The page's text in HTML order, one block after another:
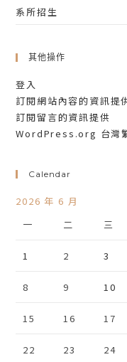
系所招生
其他操作
登入
訂閱網站內容的資訊提
訂閱留言的資訊提供
WordPress.org 台灣
Calendar
2026 年 6 月
一
二 三
1 2 3
8 9 10
15 16 17
22 23 24